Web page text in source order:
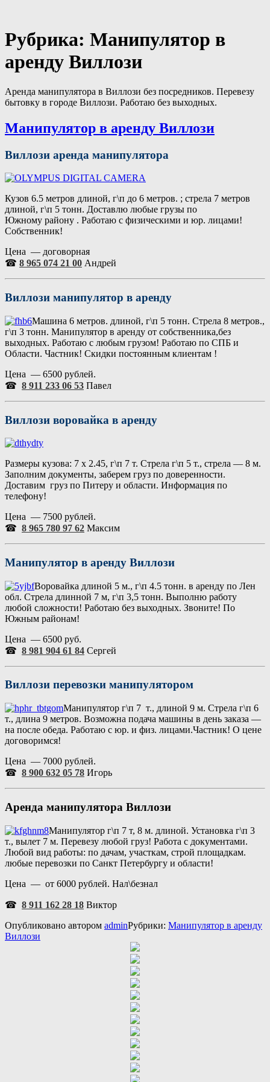
содержимому
Рубрика: Манипулятор в
аренду Виллози
Аренда манипулятора в Виллози без посредников. Перевезу
бытовку в городе Виллози. Работаю без выходных.
Манипулятор в аренду Виллози
Виллози аренда манипулятора
Кузов 6.5 метров длиной, г\п до 6 метров. ; стрела 7 метров
длиной, г\п 5 тонн. Доставлю любые грузы по
Южному району . Работаю с физическими и юр. лицами!
Собственник!
Цена — договорная
☎ 8 965 074 21 00 Андрей
Виллози манипулятор в аренду
Машина 6 метров. длиной, г\п 5 тонн. Стрела 8 метров.,
г\п 3 тонн. Манипулятор в аренду от собственника,без
выходных. Работаю с любым грузом! Работаю по СПБ и
Области. Частник! Скидки постоянным клиентам !
Цена — 6500 рублей.
☎ 8 911 233 06 53 Павел
Виллози воровайка в аренду
Размеры кузова: 7 х 2.45, г\п 7 т. Стрела г\п 5 т., стрела — 8 м.
Заполним документы, заберем груз по доверенности.
Доставим груз по Питеру и области. Информация по
телефону!
Цена — 7500 рублей.
☎ 8 965 780 97 62 Максим
Манипулятор в аренду Виллози
Воровайка длиной 5 м., г\п 4.5 тонн. в аренду по Лен
обл. Стрела длинной 7 м, г\п 3,5 тонн. Выполню работу
любой сложности! Работаю без выходных. Звоните! По
Южным районам!
Цена — 6500 руб.
☎ 8 981 904 61 84 Сергей
Виллози перевозки манипулятором
Манипулятор г\п 7 т., длиной 9 м. Стрела г\п 6
т., длина 9 метров. Возможна подача машины в день заказа —
на после обеда. Работаю с юр. и физ. лицами.Частник! О цене
договоримся!
Цена — 7000 рублей.
☎ 8 900 632 05 78 Игорь
Аренда манипулятора Виллози
Манипулятор г\п 7 т, 8 м. длиной. Установка г\п 3
т., вылет 7 м. Перевезу любой груз! Работа с документами.
Любой вид работы: по дачам, участкам, строй площадкам.
любые перевозки по Санкт Петербургу и области!
Цена — от 6000 рублей. Нал\безнал
☎ 8 911 162 28 18 Виктор
Опубликовано автором adminРубрики: Манипулятор в аренду
Виллози